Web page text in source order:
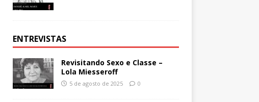
ENTREVISTAS
Revisitando Sexo e Classe –
Lola Miesseroff
5 de agosto de 2025 0